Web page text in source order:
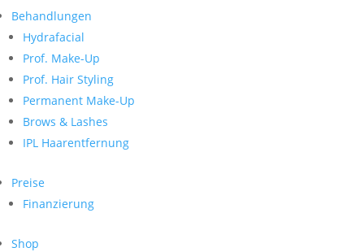
Behandlungen
Hydrafacial
Prof. Make-Up
Prof. Hair Styling
Permanent Make-Up
Brows & Lashes
IPL Haarentfernung
Preise
Finanzierung
Shop
nach:
Neueste Kommentare
Archiv
Kategorien
Keine Kategorien
Meta
Anmelden
Feed der Einträge
WordPress.org
Search
nach:
Archive